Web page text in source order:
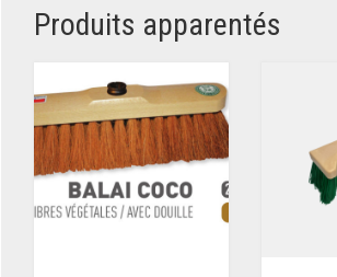
Produits apparentés